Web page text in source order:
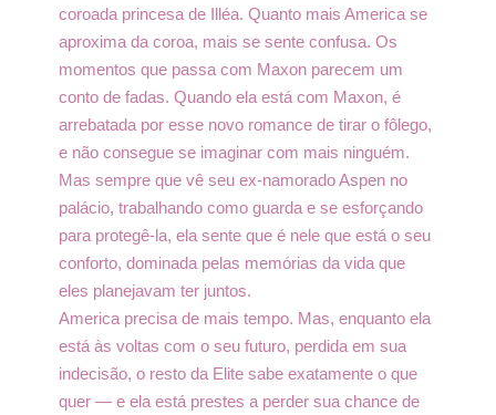
coroada princesa de Illéa. Quanto mais America se
aproxima da coroa, mais se sente confusa. Os
momentos que passa com Maxon parecem um
conto de fadas. Quando ela está com Maxon, é
arrebatada por esse novo romance de tirar o fôlego,
e não consegue se imaginar com mais ninguém.
Mas sempre que vê seu ex-namorado Aspen no
palácio, trabalhando como guarda e se esforçando
para protegê-la, ela sente que é nele que está o seu
conforto, dominada pelas memórias da vida que
eles planejavam ter juntos.
America precisa de mais tempo. Mas, enquanto ela
está às voltas com o seu futuro, perdida em sua
indecisão, o resto da Elite sabe exatamente o que
quer — e ela está prestes a perder sua chance de